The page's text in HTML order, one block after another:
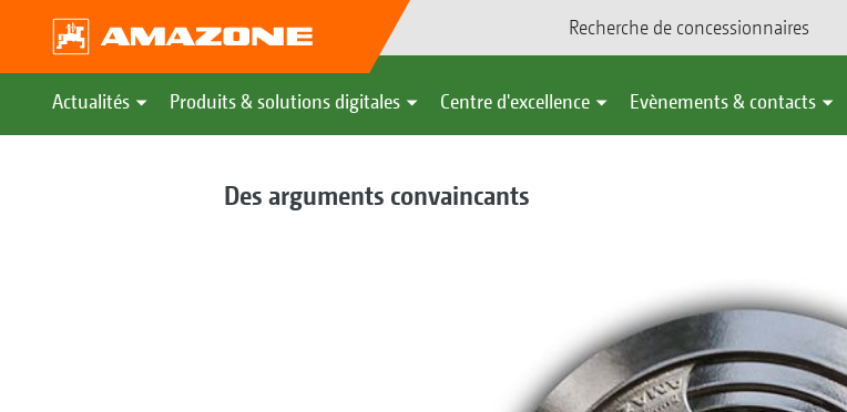
Recherche de concessionnaires
Actualités Produits & solutions digitales Centre d'excellence Evènements & contacts
Des arguments convaincants